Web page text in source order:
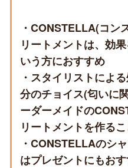
・CONSTELLA(コン
リートメントは、効
いう方におすすめ
・スタイリストによ
分のチョイス(匂いに
ーダーメイドの
リートメントを作る
・CONSTELLAのシ
はプレゼントにもお